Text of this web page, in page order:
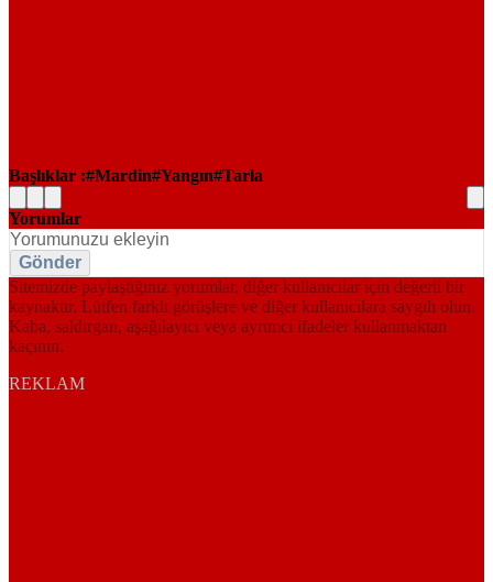
Başlıklar : Mardin Yangın Tarla
Yorumlar
Gönder
Sitemizde paylaştığınız yorumlar, diğer kullanıcılar için değerli bir
kaynaktır. Lütfen farklı görüşlere ve diğer kullanıcılara saygılı olun.
Kaba, saldırgan, aşağılayıcı veya ayrımcı ifadeler kullanmaktan
kaçının.
REKLAM